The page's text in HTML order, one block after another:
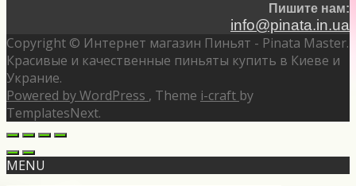
Пишите нам:
info@pinata.in.ua
Copyright © Интернет магазин Пиньят - Pinata Master.
Красивые и качественные пиньяты купить в Киеве и
Украние.
Powered by WordPress , Theme i-craft by
TemplatesNext.
MENU